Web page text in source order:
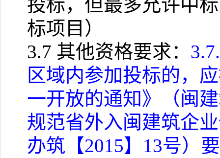
投标，但最多允许中标
标项目）
3.7 其他资格要求：
区域内参加投标的，
一开放的通知》（闽
规范省外入闽建筑企
办筑【2015】 13号）